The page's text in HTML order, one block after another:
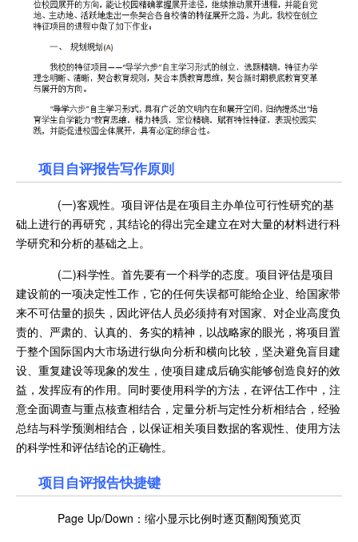
项目自评报告写作原则
(一)客观性。项目评估是在项目主办单位可行性研究的基
础上进行的再研究，其结论的得出完全建立在对大量的材料进行科
学研究和分析的基础之上。
(二)科学性。首先要有一个科学的态度。项目评估是项目
建设前的一项决定性工作，它的任何失误都可能给企业、给国家带
来不可估量的损失，因此评估人员必须持有对国家、对企业高度负
责的、严肃的、认真的、务实的精神，以战略家的眼光，将项目置
于整个国际国内大市场进行纵向分析和横向比较，坚决避免盲目建
设、重复建设等现象的发生，使项目建成后确实能够创造良好的效
益，发挥应有的作用。同时要使用科学的方法，在评估工作中，注
意全面调查与重点核查相结合，定量分析与定性分析相结合，经验
总结与科学预测相结合，以保证相关项目数据的客观性、使用方法
的科学性和评估结论的正确性。
项目自评报告快捷键
Page Up/Down：缩小显示比例时逐页翻阅预览页